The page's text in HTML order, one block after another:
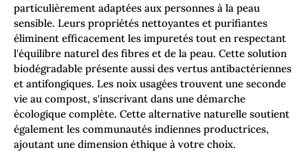
particulièrement adaptées aux personnes à la peau
sensible. Leurs propriétés nettoyantes et purifiantes
éliminent efficacement les impuretés tout en respectant
l'équilibre naturel des fibres et de la peau. Cette solution
biodégradable présente aussi des vertus antibactériennes
et antifongiques. Les noix usagées trouvent une seconde
vie au compost, s'inscrivant dans une démarche
écologique complète. Cette alternative naturelle soutient
également les communautés indiennes productrices,
ajoutant une dimension éthique à votre choix.